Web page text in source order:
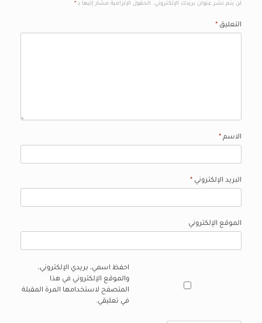
لن يتم نشر عنوان بريدك الإلكتروني. الحقول الإلزامية مشار إليها بـ *
التعليق *
الاسم *
البريد الإلكتروني *
الموقع الإلكتروني
احفظ اسمي، بريدي الإلكتروني،
والموقع الإلكتروني في هذا
المتصفح لاستخدامها المرة المقبلة
في تعليقي.